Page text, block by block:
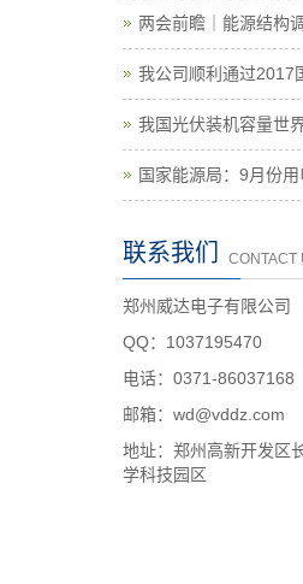
两会前瞻｜能源结构
我公司顺利通过2017
我国光伏装机容量世
国家能源局：9月份
联系我们 CONTACT
郑州威达电子有限公司
QQ：1037195470
电话：0371-86037168
邮箱：wd@vddz.com
地址：郑州高新开发区
学科技园区